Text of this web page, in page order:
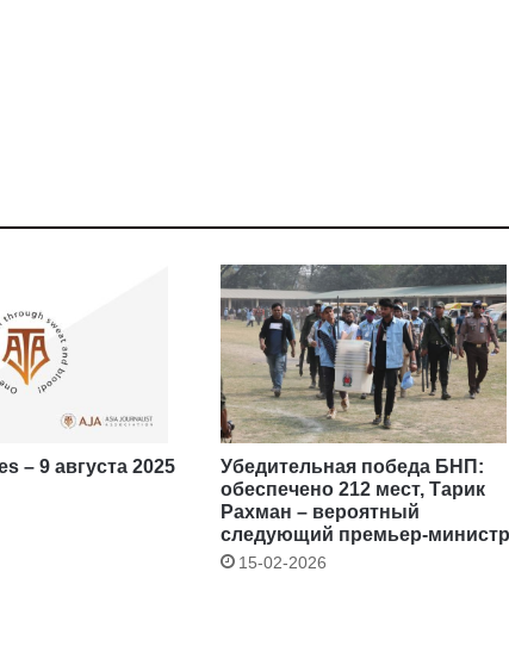
– 9 августа 2025
Убедительная победа БНП:
обеспечено 212 мест, Тарик
Рахман – вероятный
следующий премьер-министр
15-02-2026